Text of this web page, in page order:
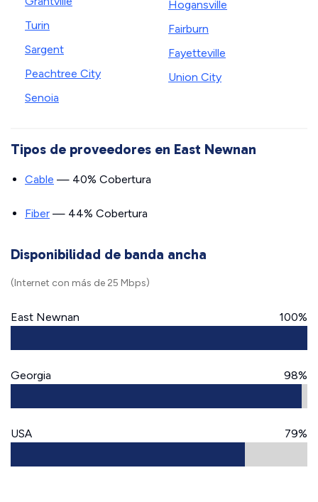
Turin
Sargent
Peachtree City
Senoia
Hogansville
Fairburn
Fayetteville
Union City
Tipos de proveedores en East Newnan
Cable — 40% Cobertura
Fiber — 44% Cobertura
Disponibilidad de banda ancha
(Internet con más de 25 Mbps)
East Newnan 100%
Georgia 98%
USA 79%